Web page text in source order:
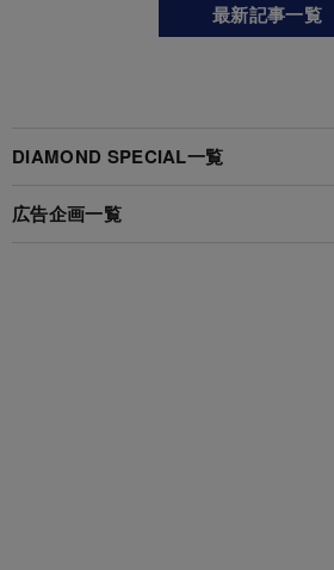
最新記事一覧
DIAMOND SPECIAL一覧
広告企画一覧